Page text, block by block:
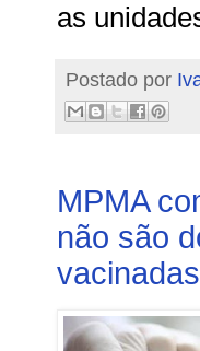
as
Postado por
MPMA
não são